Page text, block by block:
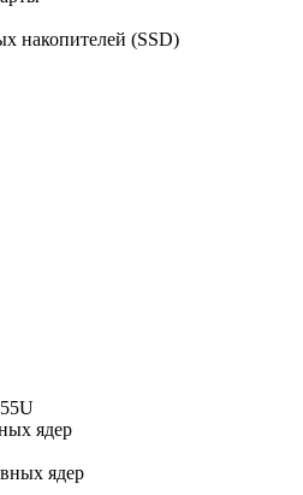
накопителей (SSD)
ядер
ядер